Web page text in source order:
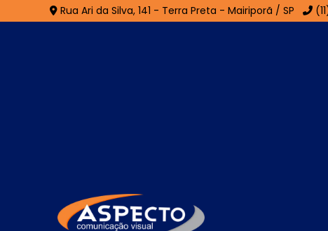
Rua Ari da Silva, 141 - Terra Preta - Mairiporã / SP
AFachada de Lojas no Jardim Santa Rita